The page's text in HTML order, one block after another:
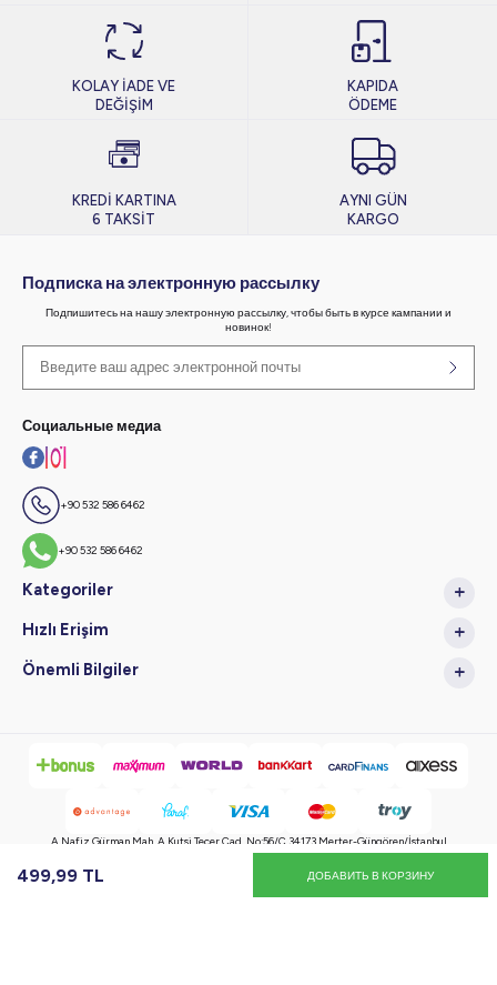
499,99 TL ДОБАВИТЬ В КОРЗИНУ
KOLAY İADE VE
DEĞİŞİM
KAPIDA
ÖDEME
KREDİ KARTINA
6 TAKSİT
AYNI GÜN
KARGO
Подписка на электронную рассылку
Подпишитесь на нашу электронную рассылку, чтобы быть в курсе кампании и
новинок!
Социальные медиа
+90 532 586 6462
+90 532 586 6462
Kategoriler
Hızlı Erişim
Önemli Bilgiler
A.Nafiz Gürman Mah. A.Kutsi Tecer Cad. No:56/C 34173 Merter-Güngören/İstanbul